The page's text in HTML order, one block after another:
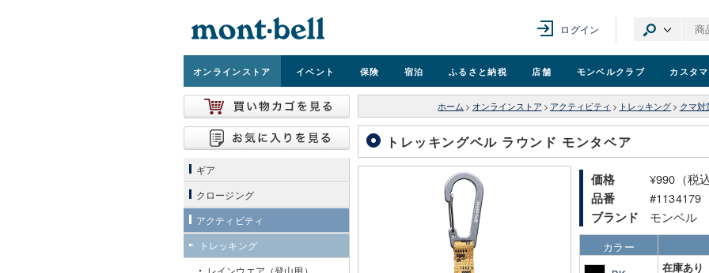
ログイン
オンラインストア イベント 保険 宿泊 ふるさと納税 店舗 モンベルクラブ カスタ
ホーム > オンラインストア > アクティビティ > トレッキング > クマ対
トレッキングベル ラウンド モンタベア
価格 ¥990（税込
品番 #1134179
ブランド モンベル
カラー
在庫あり
ギア
クロージング
アクティビティ
トレッキング
レインウエア（登山用）